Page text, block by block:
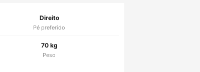
Direito
Pé preferido
70 kg
Peso